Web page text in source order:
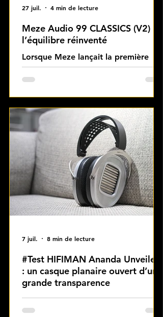
Meze Audio 99 CLASSICS (V2) :
l’équilibre réinventé
Lorsque Meze lançait la première
génération des 99 CLASSICS en 2015,
le pari était déjà clair : proposer un
musicalement séduisant et disponible
à un tarif « raisonnable » pour ce
niveau de finition.
27 juil. 4 min de lecture
#Test HIFIMAN Ananda Unveiled
: un casque planaire ouvert d’une
grande transparence
Test du HIFIMAN Ananda Unveiled :
un casque audiophile planaire ouvert
7 juil. 8 min de lecture